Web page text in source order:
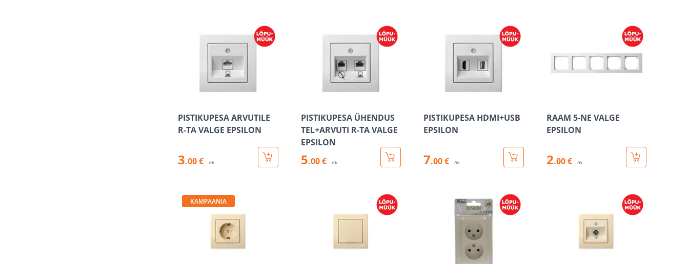
PISTIKUPESA ARVUTILE
R-TA VALGE EPSILON
3.00 € /tk
PISTIKUPESA ÜHENDUS
TEL+ARVUTI R-TA VALGE
EPSILON
5.00 € /tk
PISTIKUPESA HDMI+USB
EPSILON
7.00 € /tk
RAAM 5-NE VALGE
EPSILON
2.00 € /tk
KAMPAANIA